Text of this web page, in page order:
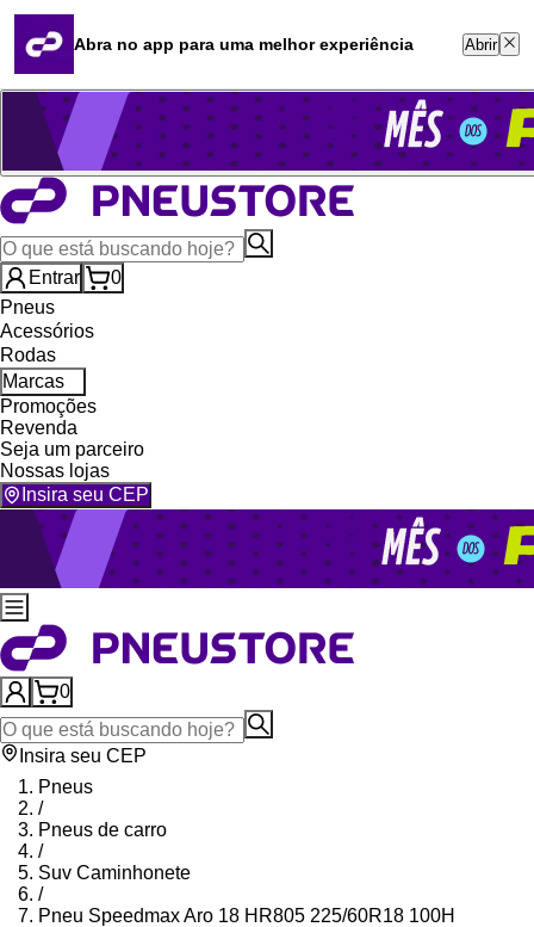
Quero revender
Blog
Whatsapp (16) 99764-8401
Televendas (47) 3046-2551
Entrar
0
Pneus
Acessórios
Rodas
Marcas
Promoções
Revenda
Seja um parceiro
Nossas lojas
Insira seu CEP
0
Insira seu CEP
Pneus
/
Pneus de carro
/
Suv Caminhonete
/
Pneu Speedmax Aro 18 HR805 225/60R18 100H
Abra no app para uma melhor experiência Abrir